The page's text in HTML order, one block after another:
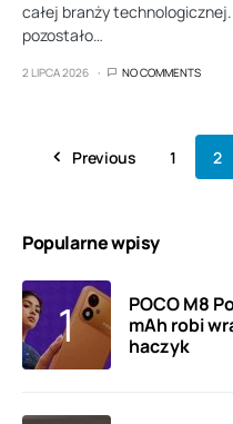
całej branży
pozostało…
2 LIPCA 2026 NO COMMENTS
Previous 1 2
Popularne wpisy
POCO M8
mAh robi
haczyk